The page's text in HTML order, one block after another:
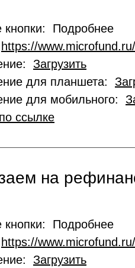
кнопки: Подробнее
https://
Загрузить
для планшета:
для мобильного:
ссылке
на
кнопки: Подробнее
https://
Загрузить